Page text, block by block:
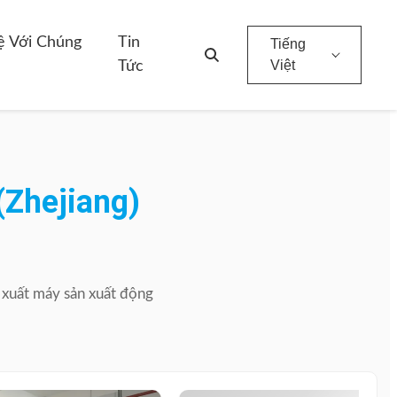
Với Chúng
Tin
Tức
Tiếng
Việt
xuất máy sản xuất động